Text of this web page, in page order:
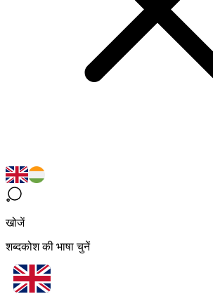
खोजें
शब्दकोश की भाषा चुनें